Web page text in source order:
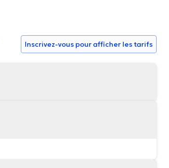
Inscrivez-vous pour afficher les tarifs